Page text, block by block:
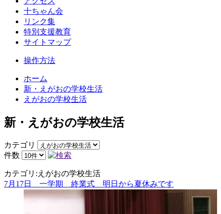
十ちゃん会
リンク集
特別支援教育
サイトマップ
操作方法
ホーム
新・えがおの学校生活
えがおの学校生活
新・えがおの学校生活
カテゴリ
件数
カテゴリ:えがおの学校生活
7月17日 一学期 終業式 明日から夏休みです